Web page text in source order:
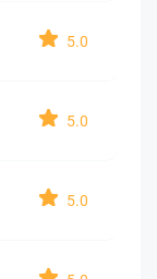
5.0
5.0
5.0